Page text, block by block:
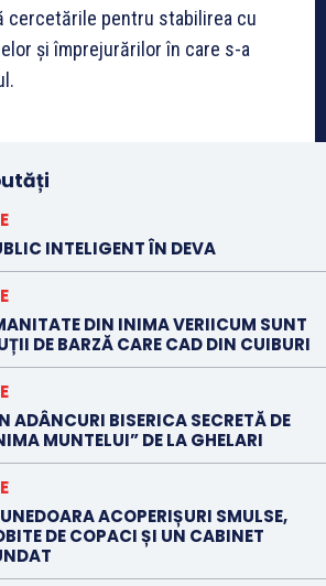
cercetările pentru stabilirea cu
și împrejurărilor în care s-a
INTELIGENT ÎN DEVA
DIN INIMA VERIICUM SUNT
DE BARZĂ CARE CAD DIN CUIBURI
ADÂNCURI BISERICA SECRETĂ DE
MUNTELUI” DE LA GHELARI
ACOPERIȘURI SMULSE,
DE COPACI ȘI UN CABINET